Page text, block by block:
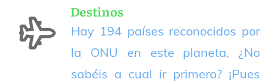
Destinos
Hay 194 países reconocidos por
la ONU en este planeta, ¿No
sabéis a cual ir primero? ¡Pues